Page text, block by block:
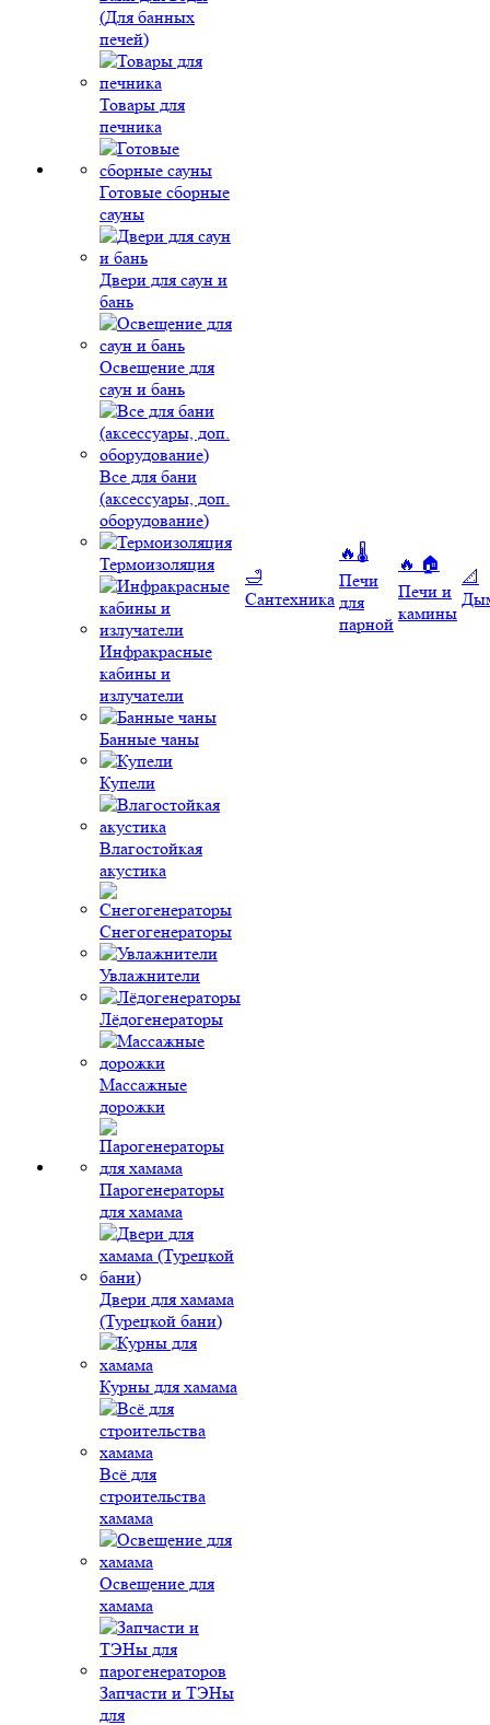
(Для банных
печей)
Товары для
печника
Готовые сборные
сауны
Двери для саун и
бань
Освещение для
саун и бань
Все для бани
(аксессуары, доп.
оборудование)
Термоизоляция
Инфракрасные
кабины и
излучатели
Банные чаны
Купели
Влагостойкая
акустика
Снегогенераторы
Увлажнители
Лёдогенераторы
Массажные
дорожки
Парогенераторы
для хамама
Двери для хамама
(Турецкой бани)
Курны для хамама
Всё для
строительства
хамама
Освещение для
хамама
Запчасти и ТЭНы
для
🛁
Сантехника
🔥🌡️
Печи
для
парной
🔥 🏠
Печи и
камины
📐